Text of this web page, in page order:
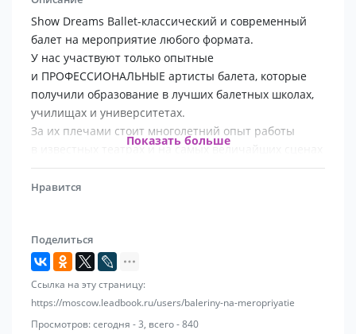
Show Dreams Ballet-классический и современный
балет на мероприятие любого формата.
У нас участвуют только опытные
и ПРОФЕССИОНАЛЬНЫЕ артисты балета, которые
получили образование в лучших балетных школах,
училищах и университетах.
За их плечами стоит многолетний опыт работы
в известных театрах и на самых величайших сценах
Европы и Мира.
Свадебный танец с сопровождением.
В сопровождении балерин свадебный танец
смотрится совсем по-другому.
Главные участники торжества могут быть спокойны:
Показать больше
Нравится
Поделиться
Ссылка на эту страницу:
https://moscow.leadbook.ru/users/baleriny-na-meropriyatie
Просмотров: сегодня - 3, всего - 840